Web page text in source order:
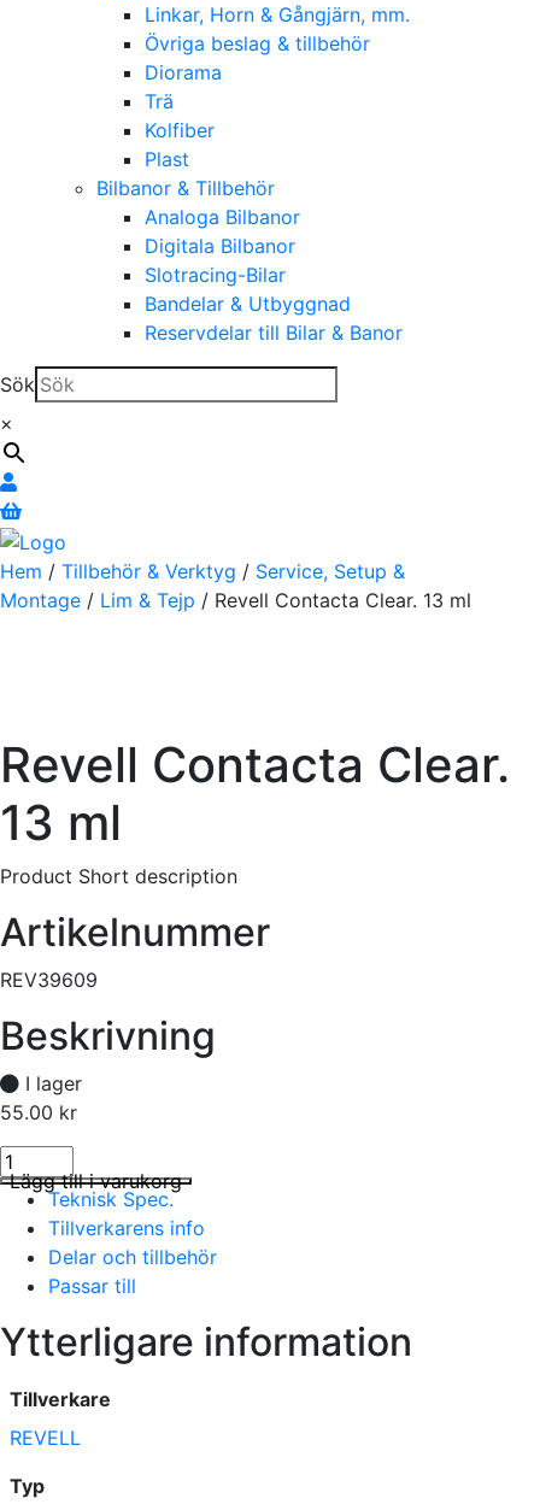
Linkar, Horn & Gångjärn, mm.
Övriga beslag & tillbehör
Diorama
Trä
Kolfiber
Plast
Bilbanor & Tillbehör
Analoga Bilbanor
Digitala Bilbanor
Slotracing-Bilar
Bandelar & Utbyggnad
Reservdelar till Bilar & Banor
Sök
×
Hem / Tillbehör & Verktyg / Service, Setup &
Montage / Lim & Tejp / Revell Contacta Clear. 13 ml
Revell Contacta Clear.
13 ml
Product Short description
Artikelnummer
REV39609
Beskrivning
I lager
55.00 kr
I lager
Revell Contacta Clear. 13 ml mängd
Lägg till i varukorg
Teknisk Spec.
Tillverkarens info
Delar och tillbehör
Passar till
Ytterligare information
Tillverkare
REVELL
Typ